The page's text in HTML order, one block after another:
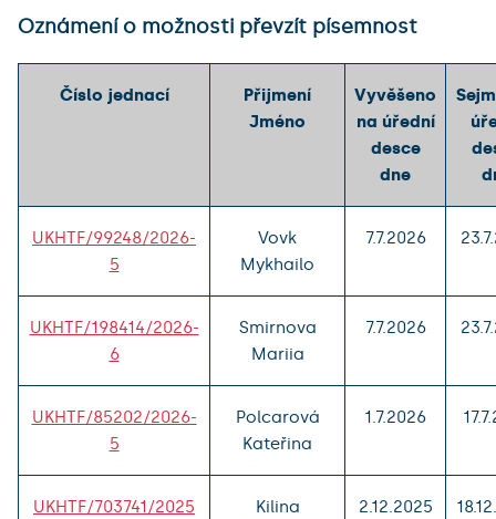
Oznámení o možnosti převzít písemnost
Číslo jednací
Přijmení
Jméno
Vyvěšeno
na úřední
desce
dne
UKHTF/99248/2026-
5
Vovk
Mykhailo
7.7.2026
UKHTF/198414/2026-
6
Smirnova
Mariia
7.7.2026
UKHTF/85202/2026-
5
Polcarová
Kateřina
1.7.2026
UKHTF/703741/2025
Kilina
2.12.2025